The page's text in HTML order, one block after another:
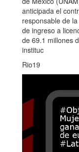
anticipada el
responsable de
de ingreso a
de 69.1 millones
instituc
Rio19